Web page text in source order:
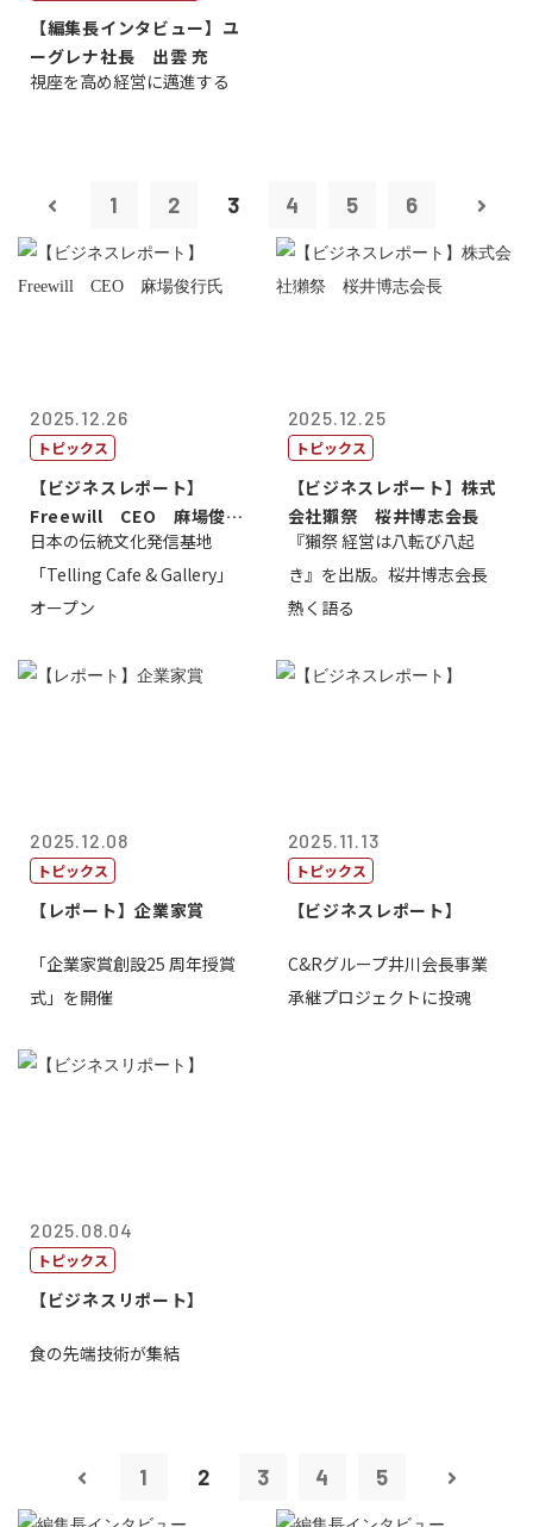
【編集長インタビュー】ユ
ーグレナ社長 出雲 充
視座を高め経営に邁進する
1 2 3 4 5 6
2025.12.26
トピックス
【ビジネスレポート】
Freewill CEO 麻場俊行
氏
日本の伝統文化発信基地
「Telling Cafe & Gallery」
オープン
2025.12.25
トピックス
【ビジネスレポート】株式
会社獺祭 桜井博志会長
『獺祭 経営は八転び八起
き』を出版。桜井博志会長
熱く語る
2025.12.08
トピックス
【レポート】企業家賞
「企業家賞創設25 周年授賞
式」を開催
2025.11.13
トピックス
【ビジネスレポート】
C&Rグループ井川会長事業
承継プロジェクトに投魂
2025.08.04
トピックス
【ビジネスリポート】
食の先端技術が集結
1 2 3 4 5